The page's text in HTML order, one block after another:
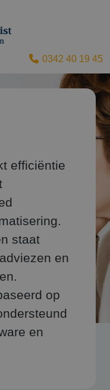
0342 40 19 45
efficiëntie
staat
en
op
en